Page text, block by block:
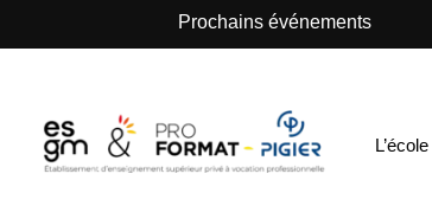
Prochains événements
L’école
Chargé de
Alternance